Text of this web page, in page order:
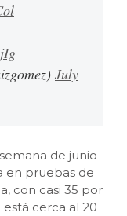
July
de junio
en pruebas de
con casi 35 por
cerca al 20